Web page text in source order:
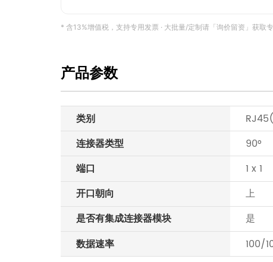
* 含13%增值税，支持专用发票 · 大批量/定制请「询价留资」获
产品参数
类别
连接器类型
90°
端口
1 x 1
开口朝向
上
是否有集成连接器模块
是
数据速率
100/